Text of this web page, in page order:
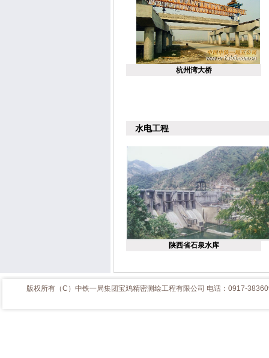
杭州湾大桥
水电工程
陕西省石泉水库
版权所有（C）中铁一局集团宝鸡精密测绘工程有限公司 电话 ： 0917-